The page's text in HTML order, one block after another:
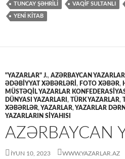
TUNCAY ŞƏHRİLİ VAQİF SULTANLI
YENİ KİTAB
"YAZARLAR" J., AZƏRBAYCAN YAZARLARI
ƏDƏBIYYAT XƏBƏRLƏRI , FOTO XƏBƏR,
MÜSTƏQİL YAZARLAR
DÜNYASI YAZARLARI , TÜRK YAZARLAR,
XƏBƏRLƏR,YAZARLAR,YAZARLAR
YAZARLARIN SİYAHISI
AZƏRBAYCAN
İYUN 10, 2023 WWW.YAZARLAR.AZ